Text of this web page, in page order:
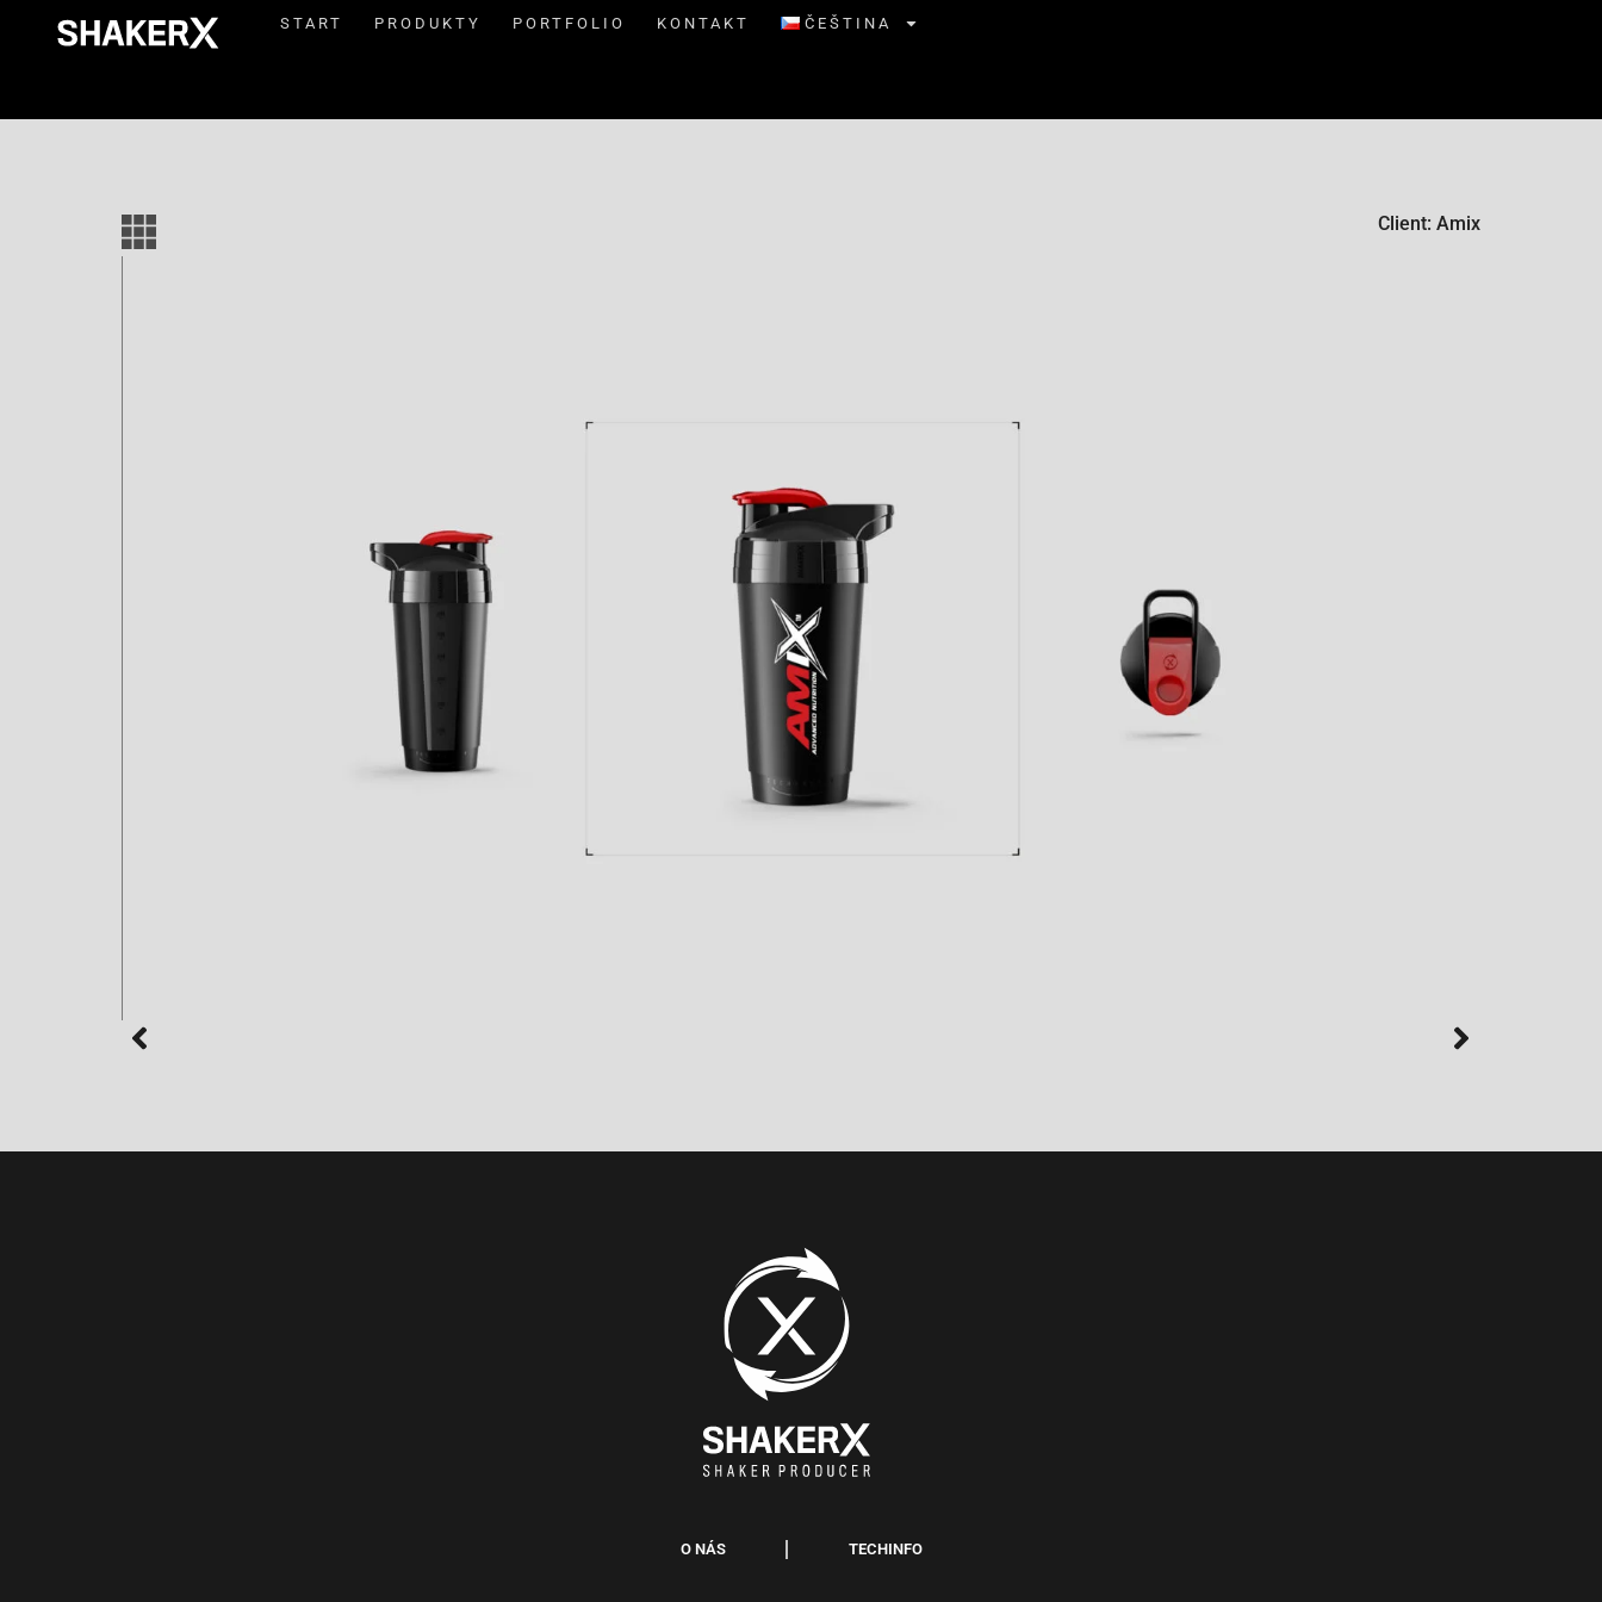
START PRODUKTY PORTFOLIO KONTAKT ČEŠTINA
Client: Amix
O NÁS TECHINFO